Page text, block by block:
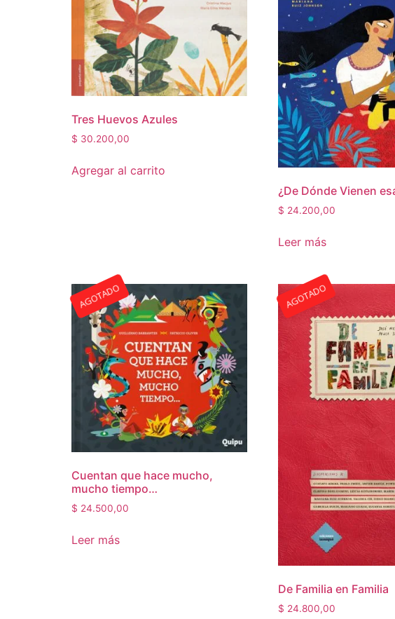
Tres Huevos Azules
$ 30.200,00
Agregar al carrito
¿De Dónde Vienen
$ 24.200,00
Leer más
AGOTADO
Cuentan que hace mucho,
mucho tiempo…
$ 24.500,00
Leer más
AGOTADO
De Familia en Familia
$ 24.800,00